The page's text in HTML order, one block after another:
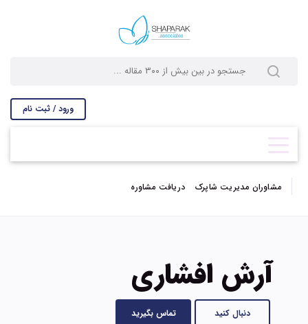
ورود / ثبت نام
مشاوران مدیریت شاپرک دریافت مشاوره
آرش افشاری
دنبال کنید تماس بگیرید